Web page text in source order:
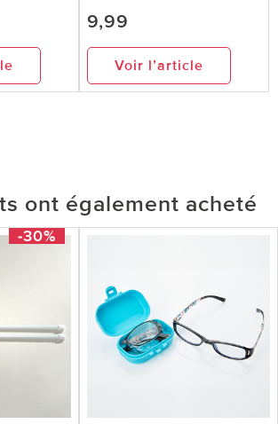
9,99
Voir l’article
ont également acheté
-30%